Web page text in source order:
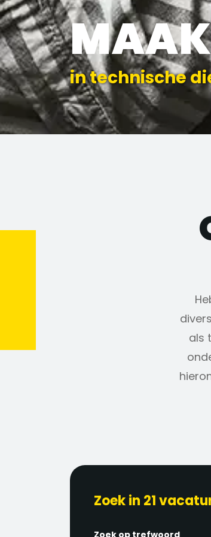
in technische
als
Zoek in 21
Zoek op trefwoord